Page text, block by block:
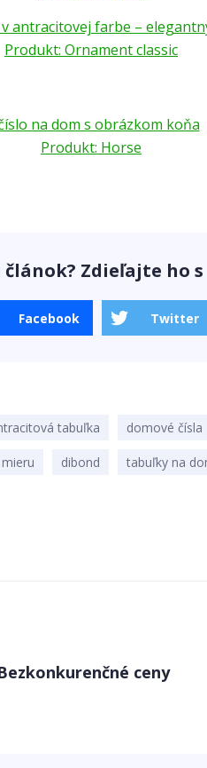
Produkt: Ornament classic
Produkt: Horse
článok? Zdieľajte ho
Facebook Twitter
tabuľka domové čísla
dibond tabuľky na
ceny